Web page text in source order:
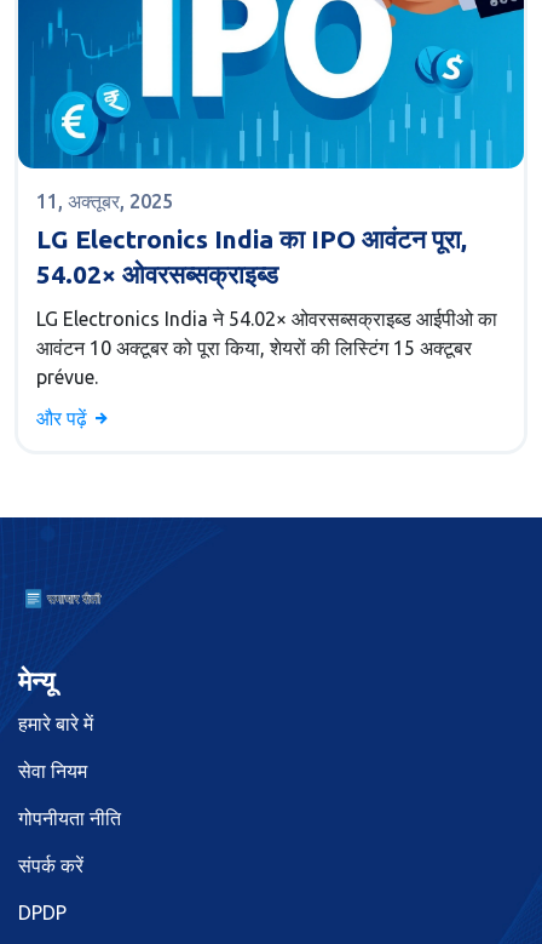
11, अक्तूबर, 2025
LG Electronics India का IPO आवंटन पूरा,
54.02× ओवरसब्सक्राइब्ड
LG Electronics India ने 54.02× ओवरसब्सक्राइब्ड आईपीओ का
आवंटन 10 अक्टूबर को पूरा किया, शेयरों की लिस्टिंग 15 अक्टूबर
prévue.
और पढ़ें
मेन्यू
हमारे बारे में
सेवा नियम
गोपनीयता नीति
संपर्क करें
DPDP